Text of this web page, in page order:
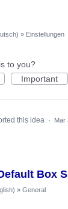
» Einstellungen
to you?
Important
this idea · Mar
Box
» General